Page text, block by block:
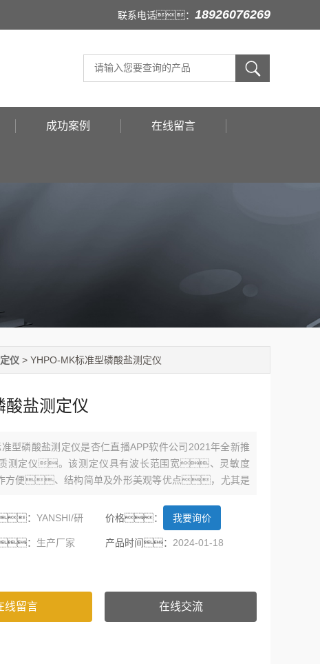
联系电话： 18926076269
成功案例 在线留言
仪 > YHPO-MK标准型磷酸盐测定仪
酸盐测定仪
型磷酸盐测定仪是杏仁直播APP软件公司2021年全新推
测定仪。该测定仪具有波长范围宽、灵敏度
方便、结构简单及外形美观等优点，尤其是
级的产品中具有的优势。
： YANSHI/研 价格： 我要询价
： 生产厂家 产品时间： 2024-01-18
线留言 在线交流